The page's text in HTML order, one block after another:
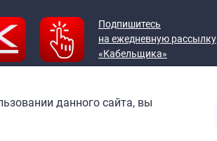
Подпишитесь
на ежедневную рассылку
«Кабельщика»
данного сайта, вы